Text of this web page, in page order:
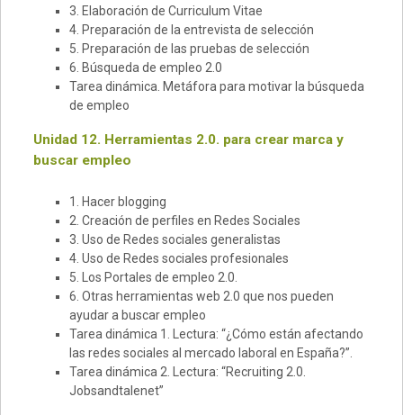
3. Elaboración de Curriculum Vitae
4. Preparación de la entrevista de selección
5. Preparación de las pruebas de selección
6. Búsqueda de empleo 2.0
Tarea dinámica. Metáfora para motivar la búsqueda
de empleo
Unidad 12. Herramientas 2.0. para crear marca y
buscar empleo
1. Hacer blogging
2. Creación de perfiles en Redes Sociales
3. Uso de Redes sociales generalistas
4. Uso de Redes sociales profesionales
5. Los Portales de empleo 2.0.
6. Otras herramientas web 2.0 que nos pueden
ayudar a buscar empleo
Tarea dinámica 1. Lectura: “¿Cómo están afectando
las redes sociales al mercado laboral en España?”.
Tarea dinámica 2. Lectura: “Recruiting 2.0.
Jobsandtalenet”